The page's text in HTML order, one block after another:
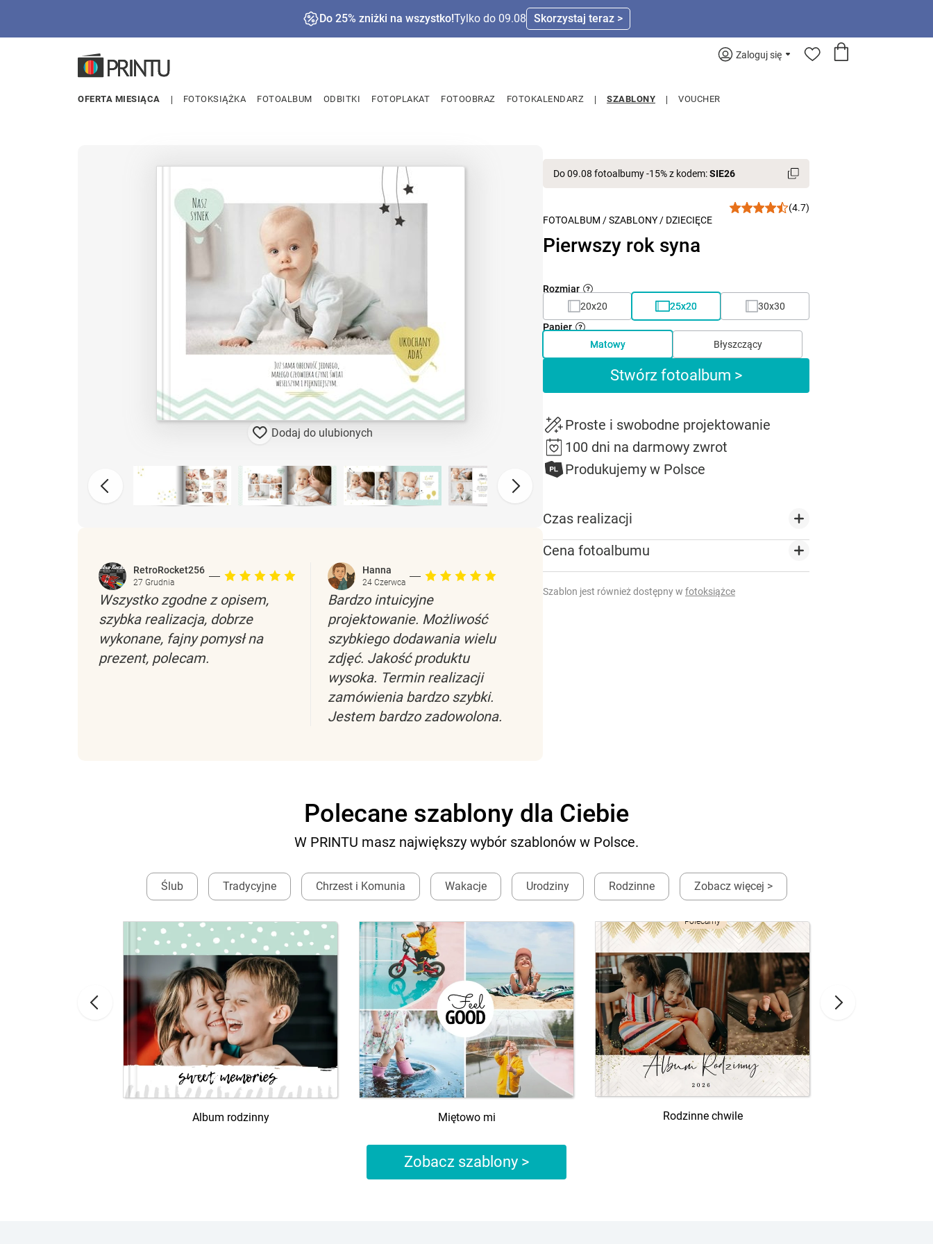
Do 25% zniżki na wszystko!Tylko do 09.08 Skorzystaj teraz >
Zaloguj się
OFERTA MIESIĄCA FOTOKSIĄŻKA FOTOALBUM ODBITKI FOTOPLAKAT FOTOOBRAZ FOTOKALENDARZ SZABLONY VOUCHER
Dodaj do ulubionych
RetroRocket256
27 Grudnia
Wszystko zgodne z opisem,
szybka realizacja, dobrze
wykonane, fajny pomysł na
prezent, polecam.
Hanna
24 Czerwca
Bardzo intuicyjne
projektowanie. Możliwość
szybkiego dodawania wielu
zdjęć. Jakość produktu
wysoka. Termin realizacji
zamówienia bardzo szybki.
Jestem bardzo zadowolona.
Do 09.08 fotoalbumy -15% z kodem:SIE26
FOTOALBUM /SZABLONY / DZIECIĘCE
(4.7)
Pierwszy rok syna
Rozmiar
20x20
25x20
30x30
Papier
Matowy
Błyszczący
Stwórz fotoalbum >
Proste i swobodne projektowanie
100 dni na darmowy zwrot
Produkujemy w Polsce
Czas realizacji
Cena fotoalbumu
Szablon jest również dostępny w fotoksiążce
Polecane szablony dla Ciebie
W PRINTU masz największy wybór szablonów w Polsce.
Ślub Tradycyjne Chrzest i Komunia Wakacje Urodziny Rodzinne Zobacz więcej >
Album rodzinny Miętowo mi
Polecamy
Rodzinne chwile
Zobacz szablony >